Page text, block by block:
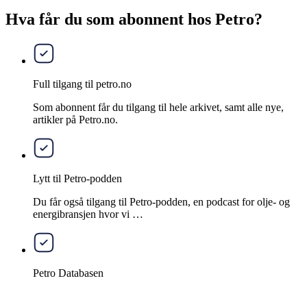
Hva får du som abonnent hos Petro?
Full tilgang til petro.no
Som abonnent får du tilgang til hele arkivet, samt alle nye,
artikler på Petro.no.
Lytt til Petro-podden
Du får også tilgang til Petro-podden, en podcast for olje- og
energibransjen hvor vi …
Petro Databasen